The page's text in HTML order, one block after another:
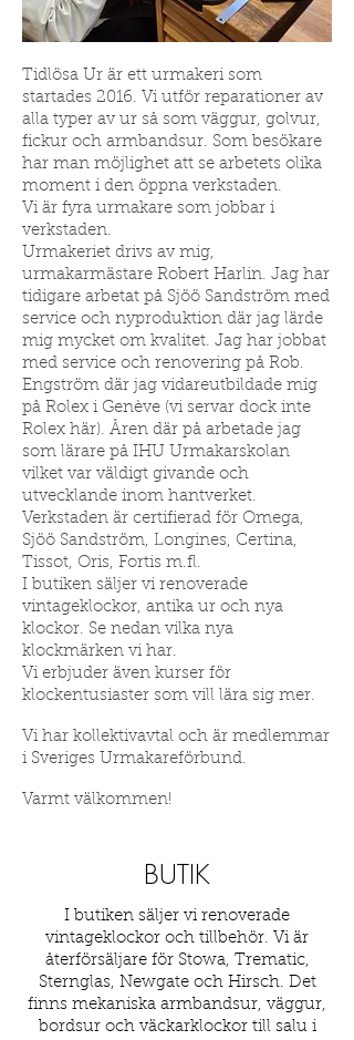
Tidlösa Ur är ett urmakeri som
startades 2016. Vi utför reparationer av
alla typer av ur så som väggur, golvur,
fickur och armbandsur. Som besökare
har man möjlighet att se arbetets olika
moment i den öppna verkstaden.
Vi är fyra urmakare som jobbar i
verkstaden.
Urmakeriet drivs av mig,
urmakarmästare Robert Harlin. Jag har
tidigare arbetat på Sjöö Sandström med
service och nyproduktion där jag lärde
mig mycket om kvalitet. Jag har jobbat
med service och renovering på Rob.
Engström där jag vidareutbildade mig
på Rolex i Genève (vi servar dock inte
Rolex här). Åren där på arbetade jag
som lärare på IHU Urmakarskolan
vilket var väldigt givande och
utvecklande inom hantverket.
Verkstaden är certifierad för Omega,
Sjöö Sandström, Longines, Certina,
Tissot, Oris, Fortis m.fl.
I butiken säljer vi renoverade
vintageklockor, antika ur och nya
klockor. Se nedan vilka nya
klockmärken vi har.
Vi erbjuder även kurser för
klockentusiaster som vill lära sig mer.
Vi har kollektivavtal och är medlemmar
i Sveriges Urmakareförbund.
Varmt välkommen!
BUTIK
I butiken säljer vi renoverade
vintageklockor och tillbehör. Vi är
återförsäljare för Stowa, Trematic,
Sternglas, Newgate och Hirsch. Det
finns mekaniska armbandsur, väggur,
bordsur och väckarklockor till salu i